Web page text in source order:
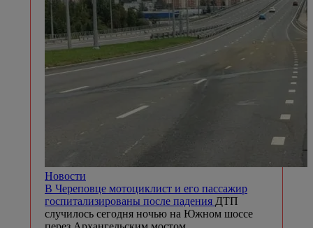
Новости
В Череповце мотоциклист и его пассажир
госпитализированы после падения ДТП
случилось сегодня ночью на Южном шоссе